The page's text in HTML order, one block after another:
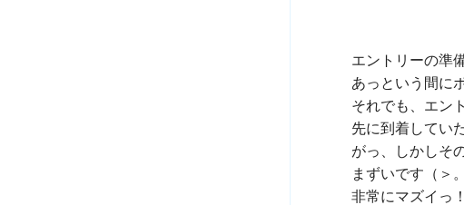
エントリーの準
あっという間に
それでも、エン
先に到着してい
がっ、しかしそ
まずいです（＞
非常にマズイっ